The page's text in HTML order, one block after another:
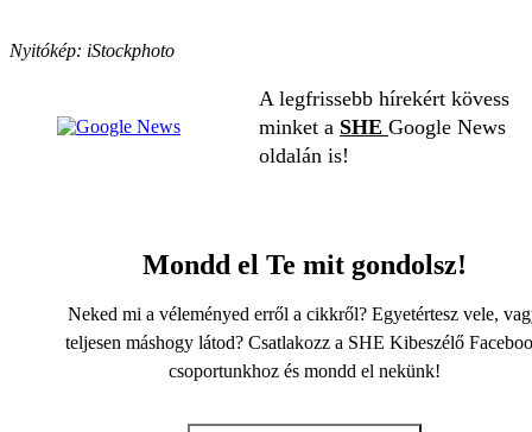
Nyitókép: iStockphoto
A legfrissebb hírekért kövess
minket a SHE Google News
oldalán is!
Mondd el Te mit gondolsz!
Neked mi a véleményed erről a cikkről? Egyetértesz vele,
teljesen máshogy látod? Csatlakozz a SHE Kibeszélő
csoportunkhoz és mondd el nekünk!